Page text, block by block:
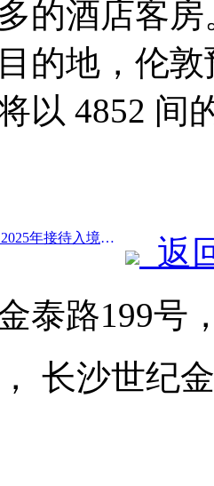
的酒店客
的地，伦
以 4852 间
前一篇：北京文旅局：2025年接待入境游客548万人次，同比增长39%
返
泰路199号
， 长沙世